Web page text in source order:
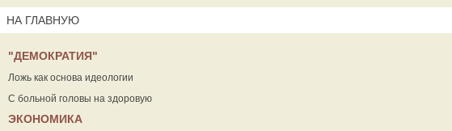
НА ГЛАВНУЮ
"ДЕМОКРАТИЯ"
Ложь как основа идеологии
С больной головы на здоровую
ЭКОНОМИКА